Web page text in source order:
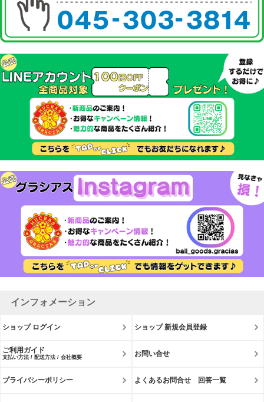
インフォメーション
ショップ ログイン ショップ 新規会員登録
ご利用ガイド
支払い方法 / 配送方法 / 会社概要 お問い合せ
プライバシーポリシー よくあるお問合せ 回答一覧